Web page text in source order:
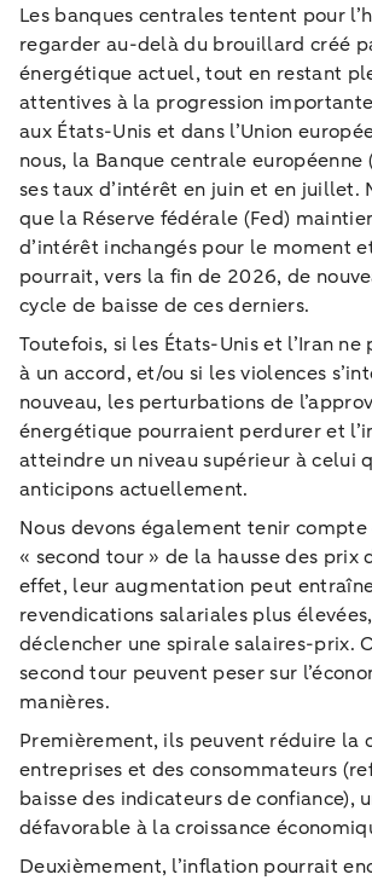
Les banques centrales tentent pour
regarder au-delà du brouillard créé
énergétique actuel, tout en restant
attentives à la progression
aux États-Unis et dans l’Union
nous, la Banque centrale européenne
ses taux d’intérêt en juin et en juillet.
que la Réserve fédérale (Fed)
d’intérêt inchangés pour le moment
pourrait, vers la fin de 2026, de
cycle de baisse de ces derniers.
Toutefois, si les États-Unis et l’Iran
à un accord, et/ou si les violences
nouveau, les perturbations de
énergétique pourraient perdurer et
atteindre un niveau supérieur à celui
anticipons actuellement.
Nous devons également tenir
« second tour » de la hausse des prix
effet, leur augmentation peut
revendications salariales plus
déclencher une spirale salaires-prix.
second tour peuvent peser sur
manières.
Premièrement, ils peuvent réduire la
entreprises et des consommateurs
baisse des indicateurs de confiance),
défavorable à la croissance
Deuxièmement, l’inflation pourrait